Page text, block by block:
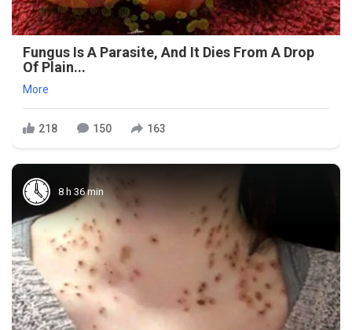
Fungus Is A Parasite, And It Dies From A Drop
Of Plain...
More
218 150 163
8 h 36 min